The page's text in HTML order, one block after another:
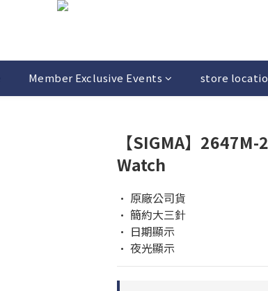
Member Exclusive Events store
【SIGMA】
Watch
• 原廠公司貨
• 簡約大三針
• 日期顯示
• 夜光顯示